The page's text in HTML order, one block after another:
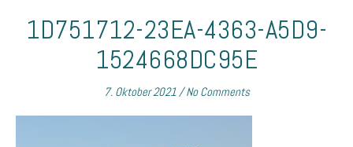
1D751712-23EA-4363-A5D9-
1524668DC95E
7. Oktober 2021/ No Comments